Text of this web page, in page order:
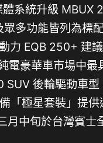
系統升級 MBUX
多功能皆列為標
力 EQB 250+ 建
豪華車市場中最
SUV 後輪驅動車
「極星套裝」提
中旬於台灣賓士